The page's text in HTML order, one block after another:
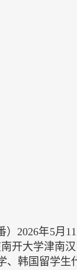
）2026年5
开大学津南
、韩国留学生